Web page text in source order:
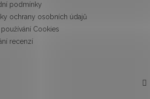
podmínky
ochrany osobních údajů
Cookies
recenzí